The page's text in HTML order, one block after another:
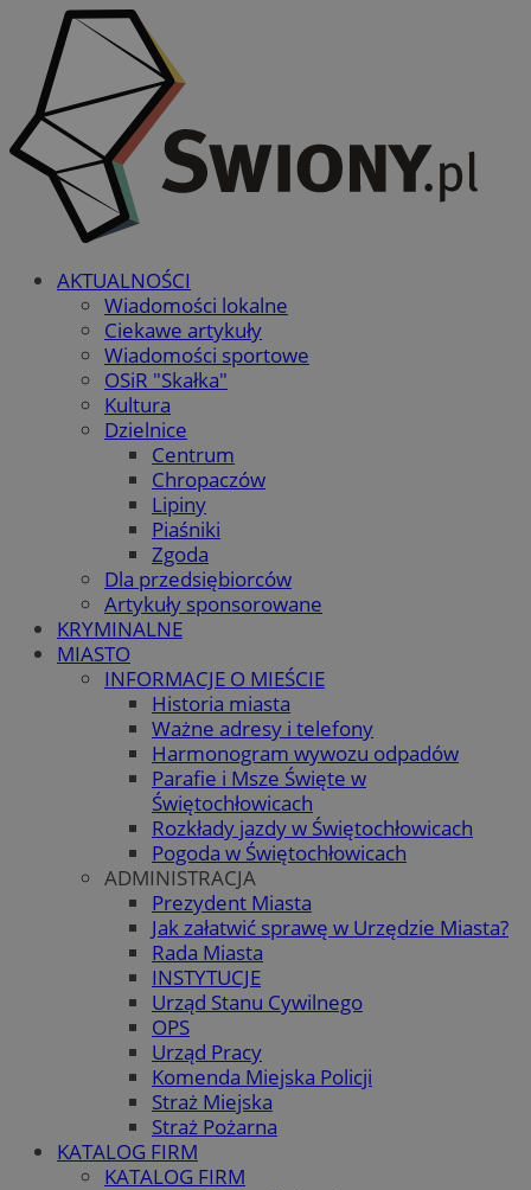
AKTUALNOŚCI
Wiadomości lokalne
Ciekawe artykuły
Wiadomości sportowe
OSiR "Skałka"
Kultura
Dzielnice
Centrum
Chropaczów
Lipiny
Piaśniki
Zgoda
Dla przedsiębiorców
Artykuły sponsorowane
KRYMINALNE
MIASTO
INFORMACJE O MIEŚCIE
Historia miasta
Ważne adresy i telefony
Harmonogram wywozu odpadów
Parafie i Msze Święte w
Świętochłowicach
Rozkłady jazdy w Świętochłowicach
Pogoda w Świętochłowicach
ADMINISTRACJA
Prezydent Miasta
Jak załatwić sprawę w Urzędzie Miasta?
Rada Miasta
INSTYTUCJE
Urząd Stanu Cywilnego
OPS
Urząd Pracy
Komenda Miejska Policji
Straż Miejska
Straż Pożarna
KATALOG FIRM
KATALOG FIRM